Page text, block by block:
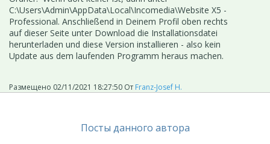
C:\Users\Admin\AppData\Local\Incomedia\Website X5 -
Professional. Anschließend in Deinem Profil oben rechts
auf dieser Seite unter Download die Installationsdatei
herunterladen und diese Version installieren - also kein
Update aus dem laufenden Programm heraus machen.
Размещено 02/11/2021 18:27:50 От Franz-Josef H.
Посты данного автора